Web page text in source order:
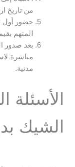
من تاريخ
حضور أول
المتهم
بعد صدور
مباشرة
مدنية.
الأسئلة
الشيك